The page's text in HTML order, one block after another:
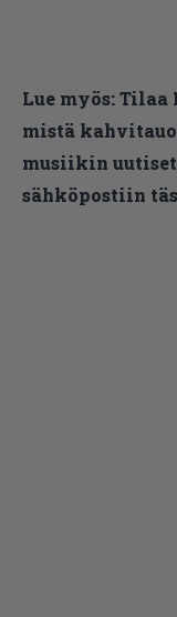
Lue myös:Tilaa
mistä
musiikin uutiset
sähköpostiin